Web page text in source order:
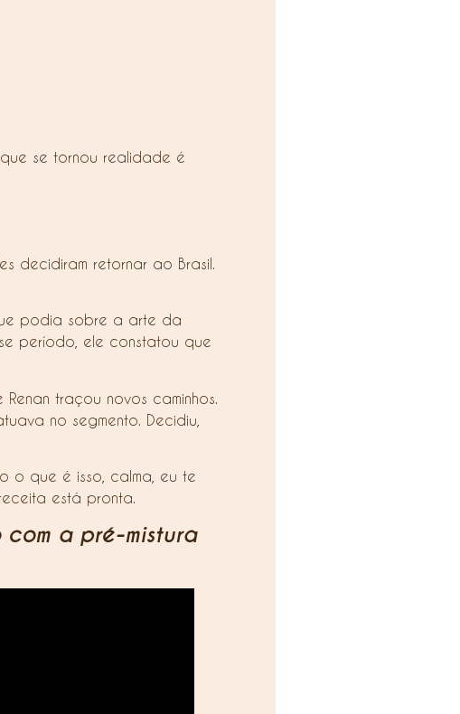
se tornou realidade é
decidiram retornar ao Brasil.
podia sobre a arte da
período, ele constatou que
traçou novos caminhos.
no segmento. Decidiu,
o que é isso, calma, eu te
está pronta.
a pré-mistura